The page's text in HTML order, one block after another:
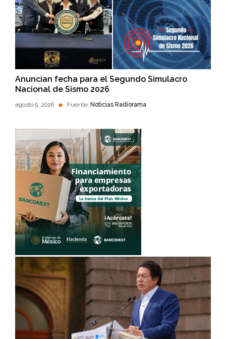
Anuncian fecha para el Segundo Simulacro
Nacional de Sismo 2026
agosto 5, 2026 Fuente: Noticias Radiorama